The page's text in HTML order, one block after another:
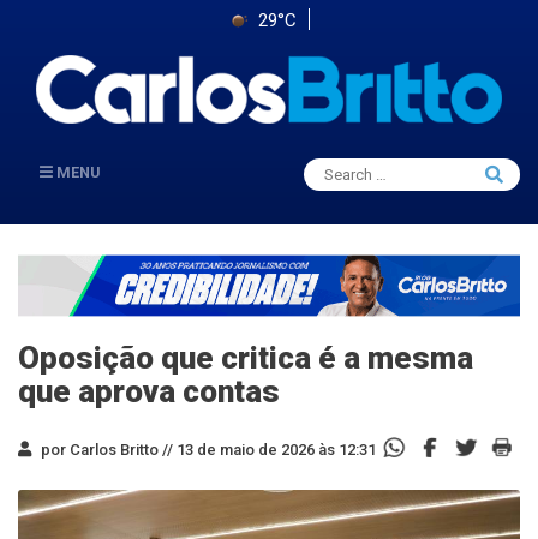
29°C
MENU
Search
for:
Search
Oposição que critica é a mesma
que aprova contas
por Carlos Britto // 13 de maio de 2026 às 12:31